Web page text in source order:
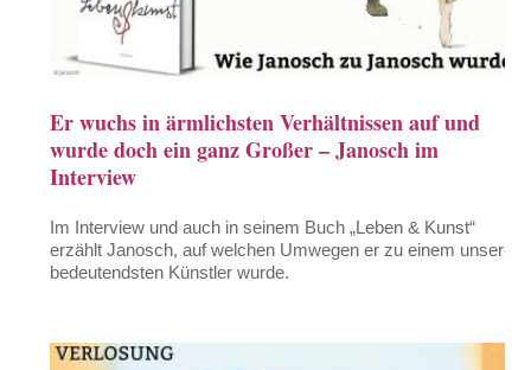
Er wuchs in ärmlichsten Verhältnissen auf und
wurde doch ein ganz Großer – Janosch im
Interview
Im Interview und auch in seinem Buch „Leben & Kunst“
erzählt Janosch, auf welchen Umwegen er zu einem unserer
bedeutendsten Künstler wurde.